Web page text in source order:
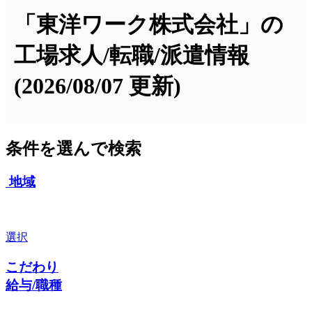
「東洋ワーク株式会社」の
工場求人/転職/派遣情報
(2026/08/07 更新)
条件を選んで検索
地域
選択
こだわり
給与/職種